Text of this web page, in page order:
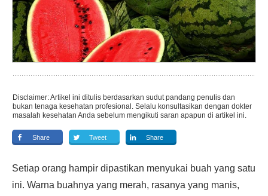
Disclaimer: Artikel ini ditulis berdasarkan sudut pandang penulis dan
bukan tenaga kesehatan profesional. Selalu konsultasikan dengan dokter
masalah kesehatan Anda sebelum mengikuti saran apapun di artikel ini.
Share Tweet Share
Setiap orang hampir dipastikan menyukai buah yang satu
ini. Warna buahnya yang merah, rasanya yang manis,